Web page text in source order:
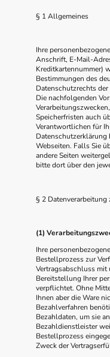
§ 1 Allgemeines
Ihre
Anschrift, E-Mail-
Kreditkartennummer)
Bestimmungen des
Datenschutzrechts
Die nachfolgenden
Speicherfristen auch
Verantwortlichen für
Datenschutzerklärung
Webseiten. Falls Sie
andere Seiten
bitte dort über den
§ 2
(1)
Ihre
Bestellprozess zur
Vertragsabschluss mit
Bereitstellung Ihrer
verpflichtet. Ohne
Ihnen aber die Ware
Bezahlverfahren
Bezahldaten, um sie
Bezahldienstleister
Bestellprozess
Zweck der